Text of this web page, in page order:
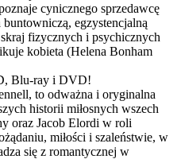
cynicznego sprzedawcę
egzystencjalną
fizycznych i psychicznych
kobieta (Helena Bonham
Blu-ray i DVD!
to odważna i oryginalna
historii miłosnych wszech
oraz Jacob Elordi w roli
miłości i szaleństwie, w
się z romantycznej w